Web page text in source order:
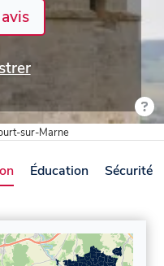
sur-Marne
Éducation Sécurité